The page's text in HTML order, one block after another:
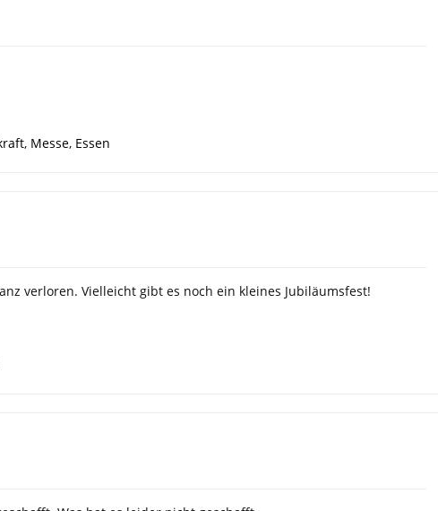
, Messe, Essen
verloren. Vielleicht gibt es noch ein kleines Jubiläumsfest!